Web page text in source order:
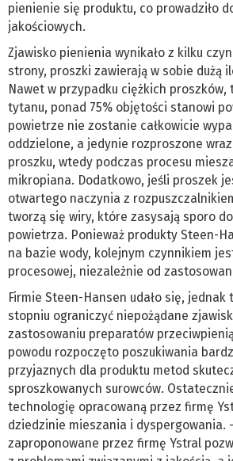
pienienie się produktu, co prowadziło
jakościowych.
Zjawisko pienienia wynikało z kilku
strony, proszki zawierają w sobie dużą
Nawet w przypadku ciężkich
tytanu, ponad 75% objętości stanowi
powietrze nie zostanie całkowicie
oddzielone, a jedynie rozproszone
proszku, wtedy podczas procesu
mikropiana. Dodatkowo, jeśli proszek
otwartego naczynia z
tworzą się wiry, które zasysają sporo
powietrza. Ponieważ produkty Steen-
na bazie wody, kolejnym czynnikiem
procesowej, niezależnie od
Firmie Steen-Hansen udało się, jednak
stopniu ograniczyć niepożądane
zastosowaniu preparatów
powodu rozpoczęto poszukiwania
przyjaznych dla produktu metod
sproszkowanych surowców.
technologię opracowaną przez firmę
dziedzinie mieszania i dyspergowania.
zaproponowane przez firmę Ystral